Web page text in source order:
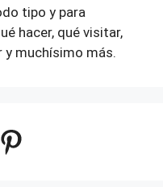
tipo y para
hacer, qué visitar,
y muchísimo más.
Pinterest